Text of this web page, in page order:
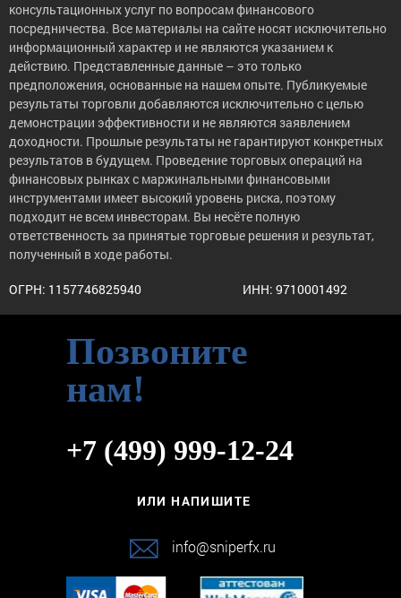
консультационных услуг по вопросам финансового
посредничества. Все материалы на сайте носят исключительно
информационный характер и не являются указанием к
действию. Представленные данные – это только
предположения, основанные на нашем опыте. Публикуемые
результаты торговли добавляются исключительно с целью
демонстрации эффективности и не являются заявлением
доходности. Прошлые результаты не гарантируют конкретных
результатов в будущем. Проведение торговых операций на
финансовых рынках с маржинальными финансовыми
инструментами имеет высокий уровень риска, поэтому
подходит не всем инвесторам. Вы несёте полную
ответственность за принятые торговые решения и результат,
полученный в ходе работы.
ОГРН: 1157746825940 ИНН: 9710001492
Позвоните
нам!
+7 (499) 999-12-24
ИЛИ НАПИШИТЕ
info@sniperfx.ru